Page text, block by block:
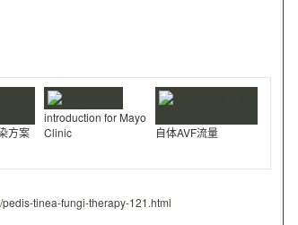
方案
introduction for Mayo
Clinic
自体AVF流量
tinea-fungi-therapy-121.html